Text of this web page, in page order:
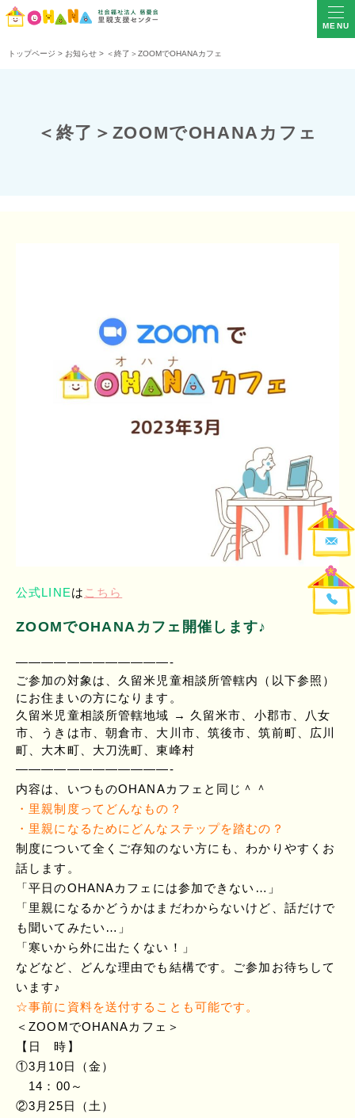
MENU
トップページ > お知らせ > ＜終了＞ZOOMでOHANAカフェ
＜終了＞ZOOMでOHANAカフェ
公式LINEは こちら
ZOOMでOHANAカフェ開催します♪
————————————-
ご参加の対象は、久留米児童相談所管轄内（以下参照）
にお住まいの方になります。
久留米児童相談所管轄地域 → 久留米市、小郡市、八女
市、うきは市、朝倉市、大川市、筑後市、筑前町、広川
町、大木町、大刀洗町、東峰村
————————————-
内容は、いつものOHANAカフェと同じ＾＾
・里親制度ってどんなもの？
・里親になるためにどんなステップを踏むの？
制度について全くご存知のない方にも、わかりやすくお
話します。
「平日のOHANAカフェには参加できない…」
「里親になるかどうかはまだわからないけど、話だけで
も聞いてみたい…」
「寒いから外に出たくない！」
などなど、どんな理由でも結構です。ご参加お待ちして
います♪
☆事前に資料を送付することも可能です。
＜ZOOMでOHANAカフェ＞
【日 時】
①3月10日（金）
14：00～
②3月25日（土）